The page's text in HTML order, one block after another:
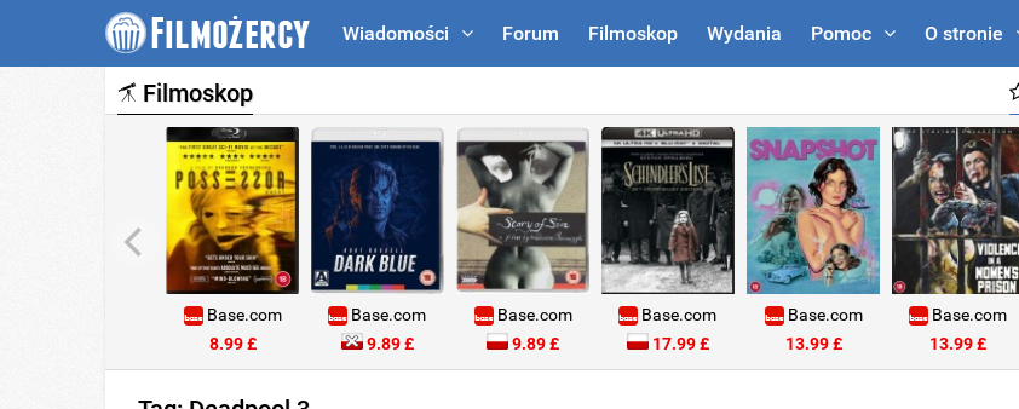
Wiadomości Forum Filmoskop Wydania Pomoc O stronie
Filmoskop
Base.com
8.99 £
Base.com
9.89 £
Base.com
9.89 £
Base.com
17.99 £
Base.com
13.99 £
Base.com
13.99 £